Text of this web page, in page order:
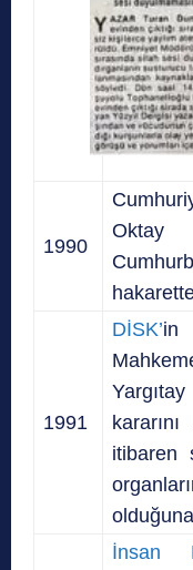
1990
Oktay
1991
DİSK’in
itibaren
İnsan